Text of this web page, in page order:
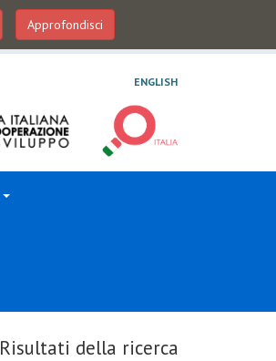
Approfondisci
ENGLISH
Risultati della ricerca